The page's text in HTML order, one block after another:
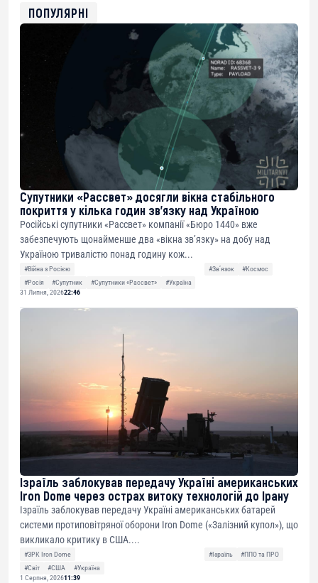
0xfD02863D3289416fcF50975c9DFda13623f97758
ПОПУЛЯРНІ
Супутники «Рассвет» досягли вікна стабільного
покриття у кілька годин зв’язку над Україною
Російські супутники «Рассвет» компанії «Бюро 1440» вже
забезпечують щонайменше два «вікна зв’язку» на добу над
Україною тривалістю понад годину кож...
#Війна з Росією #Звʼязок
#Космос
#Росія
#Супутник #Супутники «Рассвет»
#Україна
31 Липня, 202622:46
Ізраїль заблокував передачу Україні американських
Iron Dome через острах витоку технологій до Ірану
Ізраїль заблокував передачу Україні американських батарей
системи протиповітряної оборони Iron Dome («Залізний купол»), що
викликало критику в США....
#ЗРК Iron Dome #Ізраїль
#ППО та ПРО
#Світ
#США
#Україна
1 Серпня, 202611:39